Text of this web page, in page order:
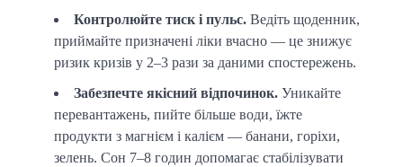
Контролюйте тиск і пульс. Ведіть щоденник,
приймайте призначені ліки вчасно — це знижує
ризик кризів у 2–3 рази за даними спостережень.
Забезпечте якісний відпочинок. Уникайте
перевантажень, пийте більше води, їжте
продукти з магнієм і калієм — банани, горіхи,
зелень. Сон 7–8 годин допомагає стабілізувати